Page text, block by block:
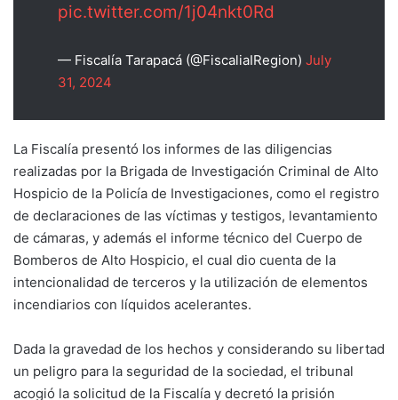
pic.twitter.com/1j04nkt0Rd
— Fiscalía Tarapacá (@FiscaliaIRegion) July
31, 2024
La Fiscalía presentó los informes de las diligencias
realizadas por la Brigada de Investigación Criminal de Alto
Hospicio de la Policía de Investigaciones, como el registro
de declaraciones de las víctimas y testigos, levantamiento
de cámaras, y además el informe técnico del Cuerpo de
Bomberos de Alto Hospicio, el cual dio cuenta de la
intencionalidad de terceros y la utilización de elementos
incendiarios con líquidos acelerantes.
Dada la gravedad de los hechos y considerando su libertad
un peligro para la seguridad de la sociedad, el tribunal
acogió la solicitud de la Fiscalía y decretó la prisión